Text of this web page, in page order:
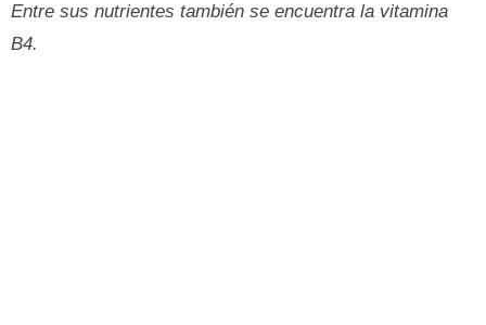
Entre sus nutrientes también se encuentra la vitamina
B4.